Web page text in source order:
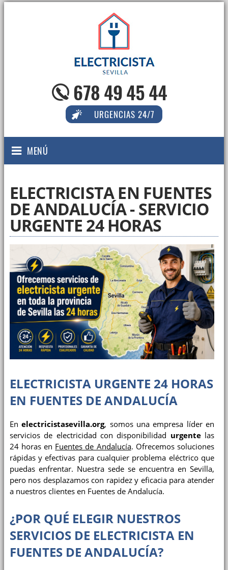
678 49 45 44
URGENCIAS 24/7
MENÚ
ELECTRICISTA EN FUENTES
DE ANDALUCÍA - SERVICIO
URGENTE 24 HORAS
ELECTRICISTA URGENTE 24 HORAS
EN FUENTES DE ANDALUCÍA
Enelectricistasevilla.org, somos una empresa líder en
servicios de electricidad con disponibilidad urgentelas
24 horas en Fuentes de Andalucía. Ofrecemos soluciones
rápidas y efectivas para cualquier problema eléctrico que
puedas enfrentar. Nuestra sede se encuentra en Sevilla,
pero nos desplazamos con rapidez y eficacia para atender
a nuestros clientes en Fuentes de Andalucía.
¿POR QUÉ ELEGIR NUESTROS
SERVICIOS DE ELECTRICISTA EN
FUENTES DE ANDALUCÍA?